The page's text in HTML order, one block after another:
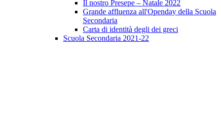
Il nostro Presepe – Natale 2022
Grande affluenza all'Openday della Scuola
Secondaria
Carta di identità degli dei greci
Scuola Secondaria 2021-22